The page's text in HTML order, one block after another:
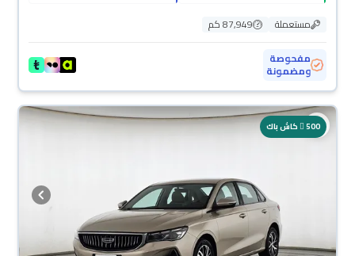
مستعملة
87,949 كم
مفحوصة
ومضمونة
500 كاش باك
محجوزة